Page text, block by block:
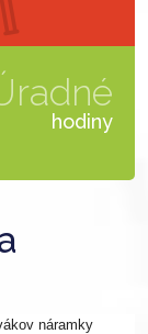
hodiny
náramky